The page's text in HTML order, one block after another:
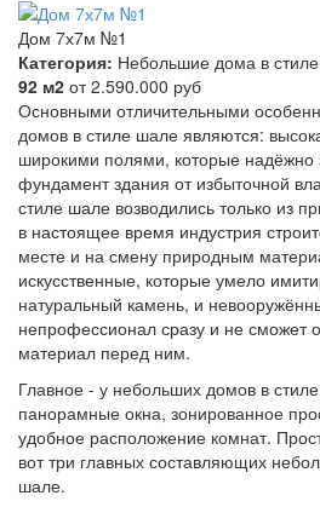
Дом 7х7м №1
Категория: Небольшие дома в
92 м2 от 2.590.000 руб
Основными отличительными
домов в стиле шале являются:
широкими полями, которые
фундамент здания от избыточной
стиле шале возводились только из
в настоящее время индустрия
месте и на смену природным
искусственные, которые умело
натуральный камень, и
непрофессионал сразу и не сможет
материал перед ним.
Главное - у небольших домов в
панорамные окна, зонированное
удобное расположение комнат.
вот три главных составляющих
шале.